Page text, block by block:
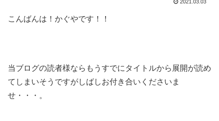
2021.03.03
こんばんは！かぐやです！！
当ブログの読者様ならもうすでにタイトルから展開が読め
てしまいそうですがしばしお付き合いくださいま
せ・・・。